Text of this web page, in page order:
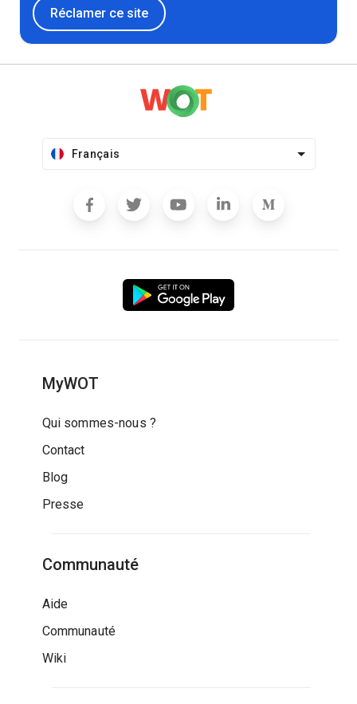
Réclamer ce site
Français
MyWOT
Qui sommes-nous ?
Contact
Blog
Presse
Communauté
Aide
Communauté
Wiki